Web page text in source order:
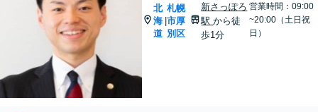
北
海
道
|
札幌
市厚
別区
新さっぽろ
駅から徒
歩1分
営業時間：09:00
~20:00（土日祝
日）